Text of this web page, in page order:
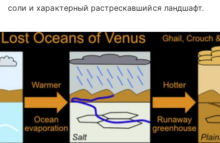
соли и характерный растрескавшийся ландшафт.